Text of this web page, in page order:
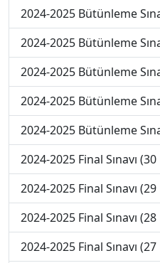
2024-2025 Bütünleme
2024-2025 Bütünleme
2024-2025 Bütünleme
2024-2025 Bütünleme
2024-2025 Bütünleme
2024-2025 Final Sınavı (30
2024-2025 Final Sınavı (29
2024-2025 Final Sınavı (28
2024-2025 Final Sınavı (27